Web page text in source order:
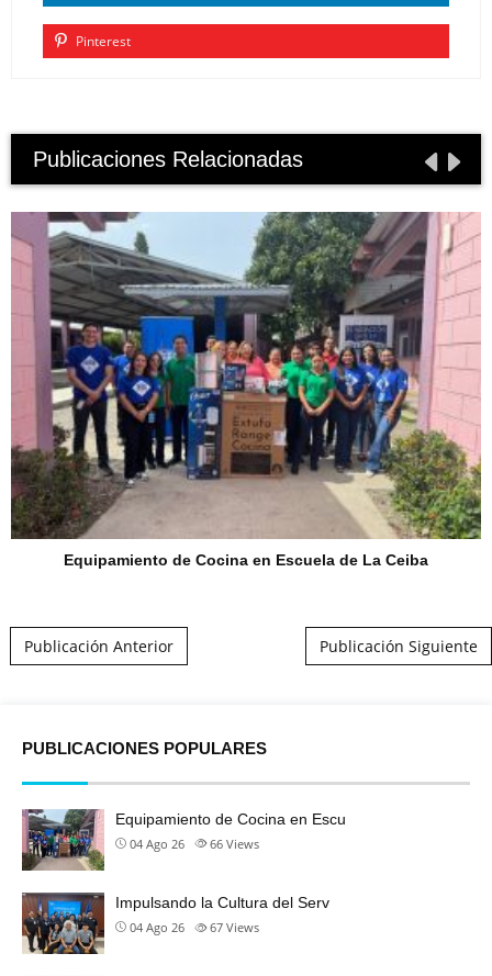
Pinterest
Publicaciones Relacionadas
Equipamiento de Cocina en Escuela de La Ceiba
Publicación Anterior Publicación Siguiente
PUBLICACIONES POPULARES
Equipamiento de Cocina en Escu
04 Ago 26 66 Views
Impulsando la Cultura del Serv
04 Ago 26 67 Views